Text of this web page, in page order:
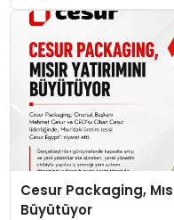
Cesur Packaging,
Büyütüyor